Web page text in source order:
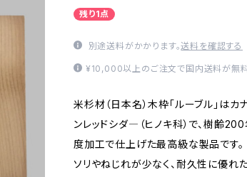
残り1点
別途送料がかかります。送料を確認する
¥10,000以上のご注文で国内送料が無料
米杉材（日本名）木枠「ルーブル」は
ンレッドシダ―（ヒノキ科）で、樹齢
度加工で仕上げた最高級な製品です。
ソリやねじれが少なく、耐久性に優